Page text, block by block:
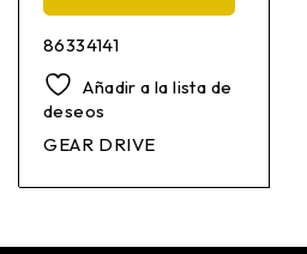
86334141
Añadir a la lista de
deseos
GEAR DRIVE